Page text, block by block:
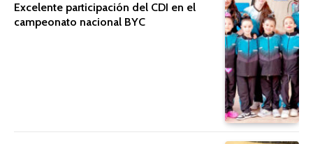
Excelente participación del CDI en el
campeonato nacional BYC